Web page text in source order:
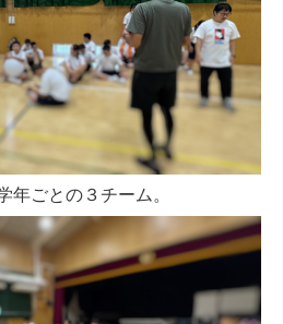
年ごとの３チーム。